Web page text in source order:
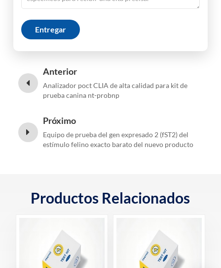
Entregar
Anterior
Analizador poct CLIA de alta calidad para kit de
prueba canina nt-probnp
Próximo
Equipo de prueba del gen expresado 2 (fST2) del
estímulo felino exacto barato del nuevo producto
Productos Relacionados